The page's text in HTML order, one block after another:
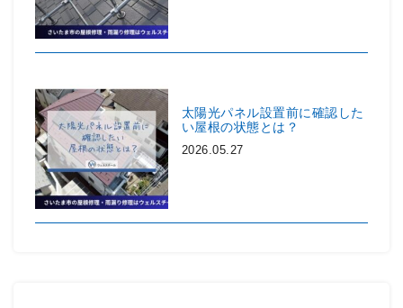
太陽光パネル設置前に確認した
い屋根の状態とは？
2026.05.27